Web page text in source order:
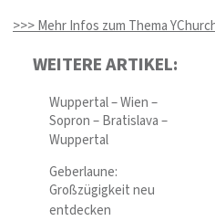
>>> Mehr Infos zum Thema
WEITERE ARTIKEL:
Wuppertal – Wien –
Sopron – Bratislava –
Wuppertal
Geberlaune:
Großzügigkeit neu
entdecken